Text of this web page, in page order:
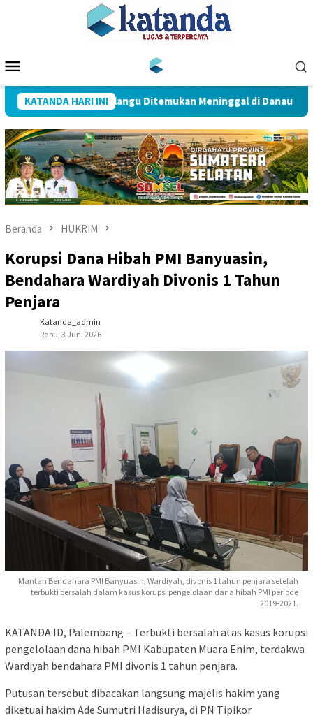
Mobile
KATANDA HARI INI
Warga Bailangu Ditemukan Meninggal di Danau Sanawal
Beranda HUKRIM
Korupsi Dana Hibah PMI Banyuasin,
Bendahara Wardiyah Divonis 1 Tahun
Penjara
Katanda_admin
Rabu, 3 Juni 2026
Mantan Bendahara PMI Banyuasin, Wardiyah, divonis 1 tahun penjara setelah
terbukti bersalah dalam kasus korupsi pengelolaan dana hibah PMI periode
2019-2021.
KATANDA.ID, Palembang – Terbukti bersalah atas kasus korupsi
pengelolaan dana hibah PMI Kabupaten Muara Enim, terdakwa
Wardiyah bendahara PMI divonis 1 tahun penjara.
Putusan tersebut dibacakan langsung majelis hakim yang
diketuai hakim Ade Sumutri Hadisurya, di PN Tipikor